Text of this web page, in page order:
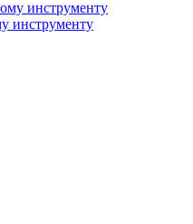
инструменту